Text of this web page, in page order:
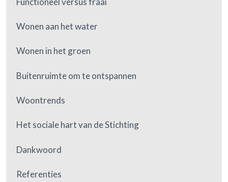
Wonen aan het water
Wonen in het groen
Buitenruimte om te ontspannen
Woontrends
Het sociale hart van de Stichting
Dankwoord
Referenties